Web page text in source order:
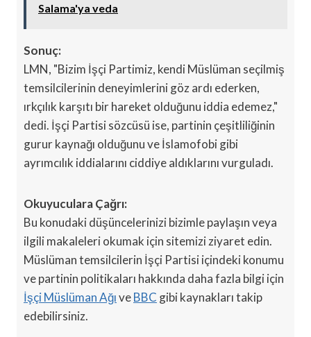
Salama'ya veda
Sonuç:
LMN, "Bizim İşçi Partimiz, kendi Müslüman seçilmiş
temsilcilerinin deneyimlerini göz ardı ederken,
ırkçılık karşıtı bir hareket olduğunu iddia edemez,"
dedi. İşçi Partisi sözcüsü ise, partinin çeşitliliğinin
gurur kaynağı olduğunu ve İslamofobi gibi
ayrımcılık iddialarını ciddiye aldıklarını vurguladı.
Okuyuculara Çağrı:
Bu konudaki düşüncelerinizi bizimle paylaşın veya
ilgili makaleleri okumak için sitemizi ziyaret edin.
Müslüman temsilcilerin İşçi Partisi içindeki konumu
ve partinin politikaları hakkında daha fazla bilgi için
İşçi Müslüman AğıveBBC gibi kaynakları takip
edebilirsiniz.